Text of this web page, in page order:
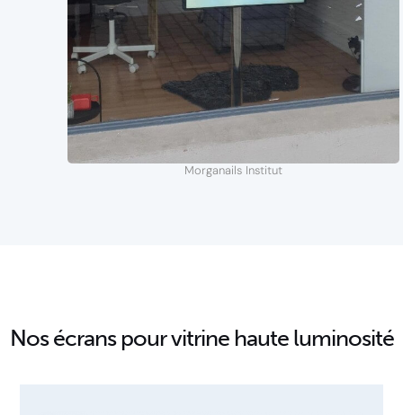
Morganails Institut
Nos écrans pour vitrine haute luminosité